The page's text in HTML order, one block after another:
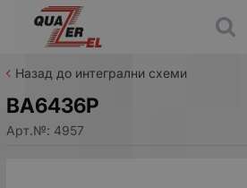
Назад до интегрални схеми
BA6436P
Арт.№: 4957